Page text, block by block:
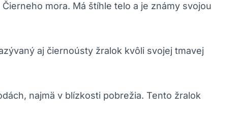
mora. Má štíhle telo a je známy svojou
aj čiernoústy žralok kvôli svojej tmavej
najmä v blízkosti pobrežia. Tento žralok